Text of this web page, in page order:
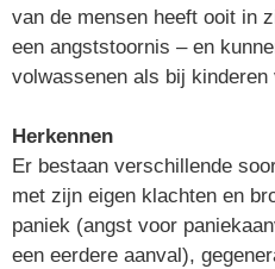
van de mensen heeft ooit in
een angststoornis – en
volwassenen als bij kinderen
Herkennen
Er bestaan verschillende
met zijn eigen klachten en
paniek (angst voor
een eerdere aanval),